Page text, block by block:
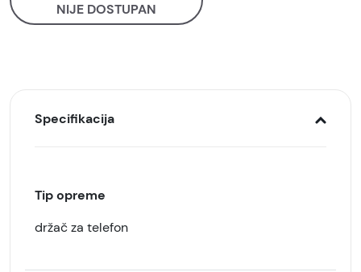
NIJE DOSTUPAN
Specifikacija
Tip opreme
držač za telefon